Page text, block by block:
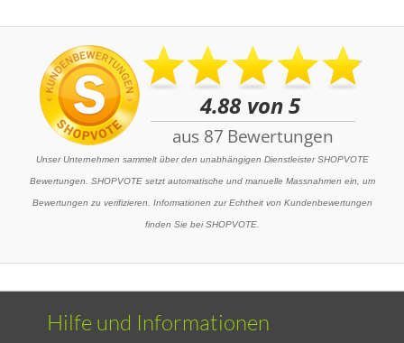
Unser Unternehmen sammelt über den unabhängigen Dienstleister SHOPVOTE
Bewertungen. SHOPVOTE setzt automatische und manuelle Massnahmen ein, um
Bewertungen zu verifizieren. Informationen zur Echtheit von Kundenbewertungen
finden Sie bei SHOPVOTE.
Hilfe und Informationen